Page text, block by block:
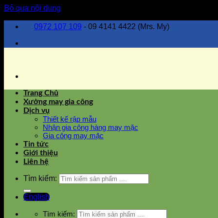
Bỏ qua nội dung
0972 107 109 - 09 4141 4422 (Mrs. My)
Trang Chủ
Xưởng may gia công
Dịch vụ
Thiết kế rập mẫu
Nhận gia công hàng may mặc
Gia công may mặc
Tin tức
Giới thiệu
Liên hệ
Tìm kiếm:
English
Tìm kiếm: